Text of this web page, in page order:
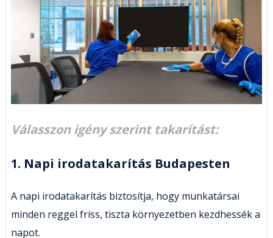
Válasszon igény szerint takarítást:
1. Napi irodatakarítás Budapesten
A napi irodatakarítás biztosítja, hogy munkatársai
minden reggel friss, tiszta környezetben kezdhessék a
napot.